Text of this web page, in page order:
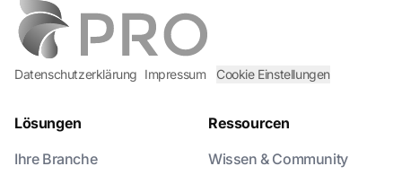
Datenschutzerklärung Impressum Cookie Einstellungen
Lösungen
Ihre Branche
Ressourcen
Wissen & Community